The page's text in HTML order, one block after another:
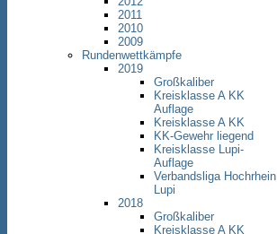
2011
2010
2009
Rundenwettkämpfe
2019
Großkaliber
Kreisklasse A KK
Auflage
Kreisklasse A KK
KK-Gewehr liegend
Kreisklasse Lupi-
Auflage
Verbandsliga Hochrhein
Lupi
2018
Großkaliber
Kreisklasse A KK